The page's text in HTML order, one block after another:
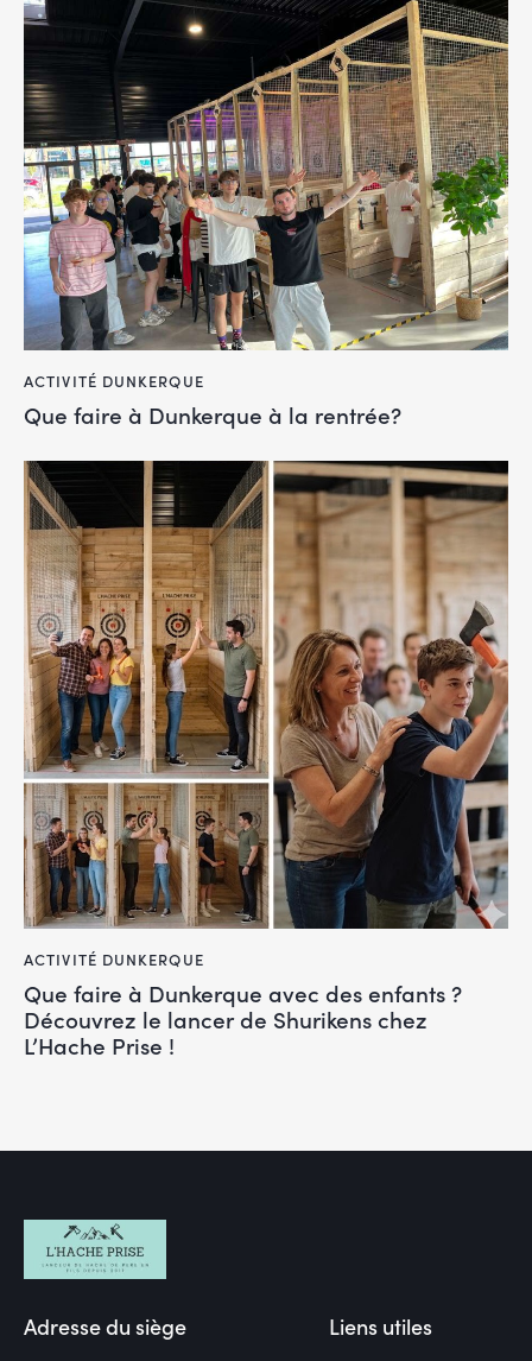
ACTIVITÉ DUNKERQUE
Que faire à Dunkerque à la rentrée?
ACTIVITÉ DUNKERQUE
Que faire à Dunkerque avec des enfants ?
Découvrez le lancer de Shurikens chez
L’Hache Prise !
Adresse du siège Liens utiles